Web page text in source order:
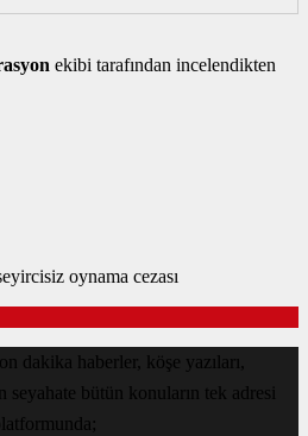
ekibi tarafından incelendikten
oynama cezası
dakika haberler, köşe yazıları,
seyahate bütün konuların tek adresi